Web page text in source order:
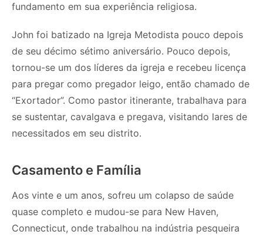
fundamento em sua experiência religiosa.
John foi batizado na Igreja Metodista pouco depois
de seu décimo sétimo aniversário. Pouco depois,
tornou-se um dos líderes da igreja e recebeu licença
para pregar como pregador leigo, então chamado de
“Exortador”. Como pastor itinerante, trabalhava para
se sustentar, cavalgava e pregava, visitando lares de
necessitados em seu distrito.
Casamento e Família
Aos vinte e um anos, sofreu um colapso de saúde
quase completo e mudou-se para New Haven,
Connecticut, onde trabalhou na indústria pesqueira